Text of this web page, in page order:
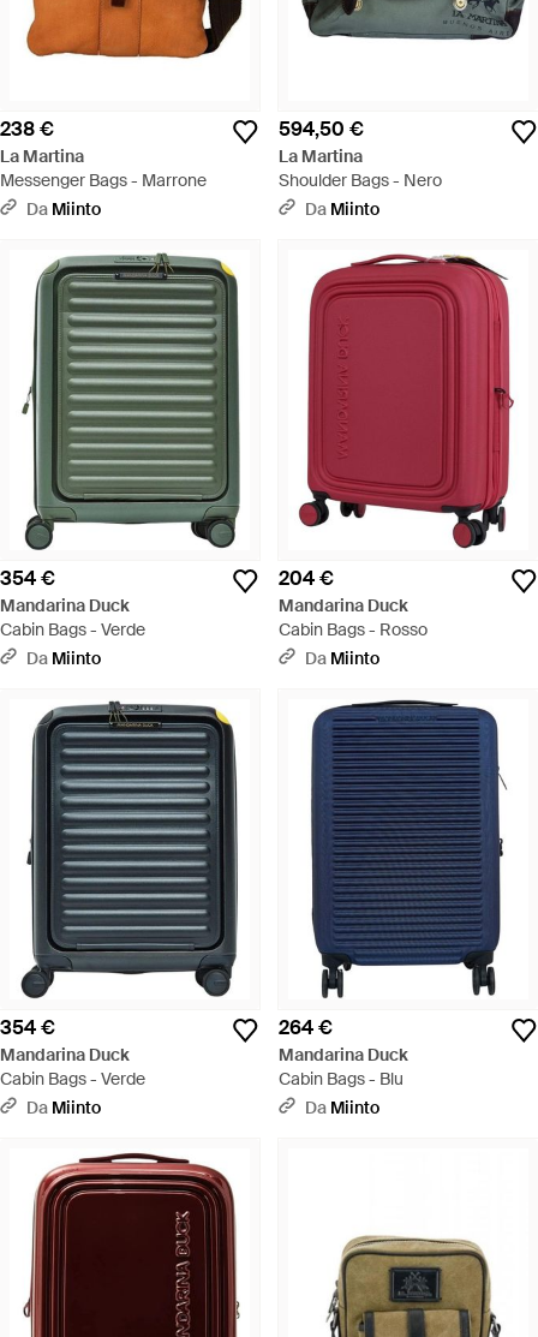
238 €
La Martina
Messenger Bags - Marrone
Da Miinto
594,50 €
La Martina
Shoulder Bags - Nero
Da Miinto
354 €
Mandarina Duck
Cabin Bags - Verde
Da Miinto
204 €
Mandarina Duck
Cabin Bags - Rosso
Da Miinto
354 €
Mandarina Duck
Cabin Bags - Verde
Da Miinto
264 €
Mandarina Duck
Cabin Bags - Blu
Da Miinto